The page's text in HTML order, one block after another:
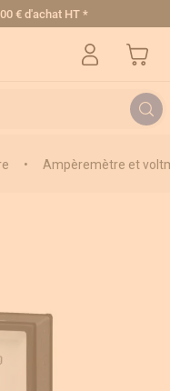
€ d'achat HT*
Mon
• Ampèremètre et